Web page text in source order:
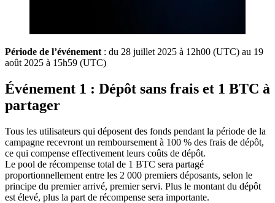
Période de l’événement : du 28 juillet 2025 à 12h00 (UTC) au 19
août 2025 à 15h59 (UTC)
Événement 1 : Dépôt sans frais et 1 BTC à
partager
Tous les utilisateurs qui déposent des fonds pendant la période de la
campagne recevront un remboursement à 100 % des frais de dépôt,
ce qui compense effectivement leurs coûts de dépôt.
Le pool de récompense total de 1 BTC sera partagé
proportionnellement entre les 2 000 premiers déposants, selon le
principe du premier arrivé, premier servi. Plus le montant du dépôt
est élevé, plus la part de récompense sera importante.